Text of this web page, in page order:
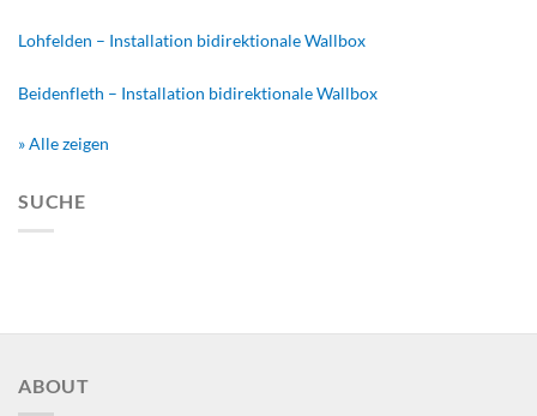
Lohfelden – Installation bidirektionale Wallbox
Beidenfleth – Installation bidirektionale Wallbox
» Alle zeigen
SUCHE
ABOUT